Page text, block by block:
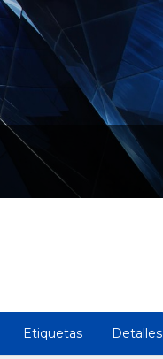
Etiquetas Detalles